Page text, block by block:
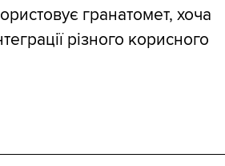
гранатомет, хоча
різного корисного